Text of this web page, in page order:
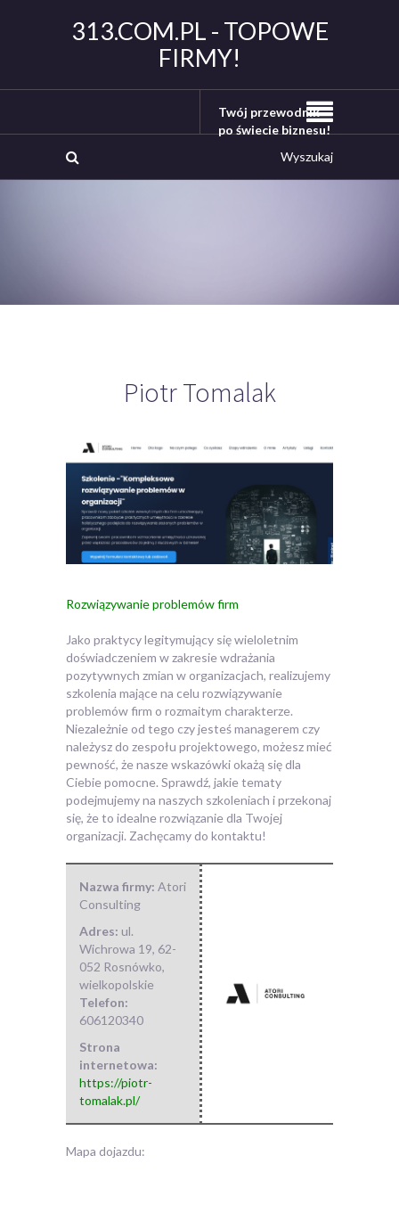
313.COM.PL - TOPOWE
FIRMY!
Twój przewodnik
po świecie biznesu!
Piotr Tomalak
Rozwiązywanie problemów firm
Jako praktycy legitymujący się wieloletnim
doświadczeniem w zakresie wdrażania
pozytywnych zmian w organizacjach, realizujemy
szkolenia mające na celu rozwiązywanie
problemówfirm o rozmaitym charakterze.
Niezależnie od tego czy jesteś managerem czy
należysz do zespołu projektowego, możesz mieć
pewność, że nasze wskazówki okażą się dla
Ciebie pomocne. Sprawdź, jakie tematy
podejmujemy na naszych szkoleniach i przekonaj
się, że to idealne rozwiązanie dla Twojej
organizacji. Zachęcamy do kontaktu!
Nazwa firmy: Atori
Consulting
Adres: ul.
Wichrowa 19, 62-
052 Rosnówko,
wielkopolskie
Telefon:
606120340
Strona
internetowa:
https://piotr-
tomalak.pl/
Mapa dojazdu: